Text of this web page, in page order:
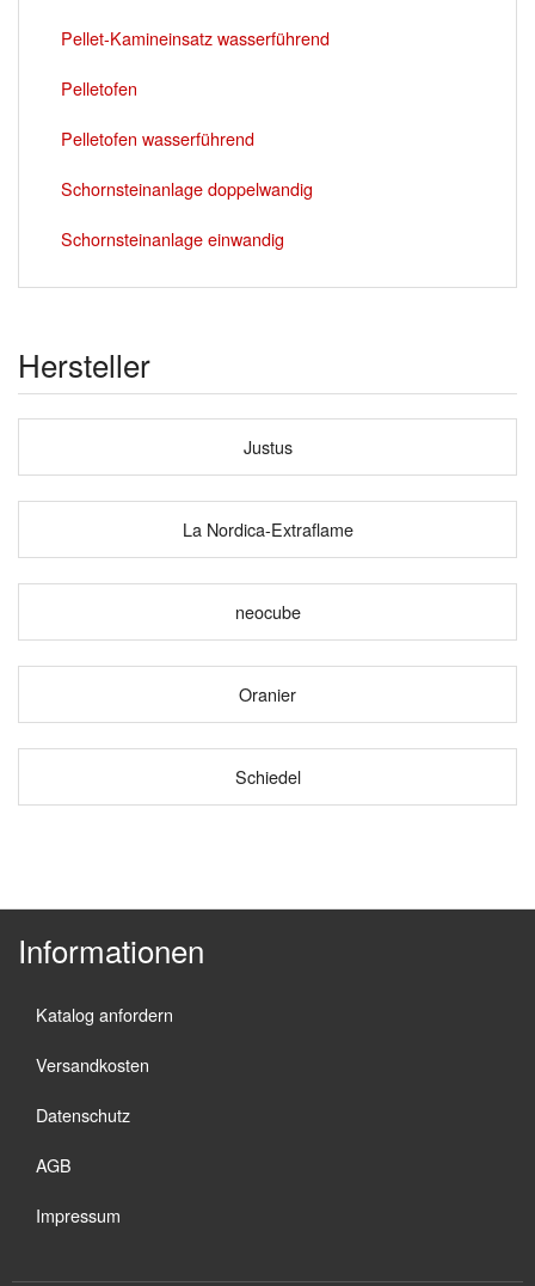
Pellet-Kamineinsatz wasserführend
Pelletofen
Pelletofen wasserführend
Schornsteinanlage doppelwandig
Schornsteinanlage einwandig
Hersteller
Justus
La Nordica-Extraflame
neocube
Oranier
Schiedel
Informationen
Katalog anfordern
Versandkosten
Datenschutz
AGB
Impressum